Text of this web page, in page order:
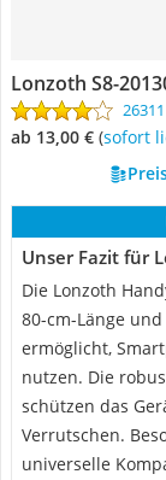
Lonzoth S8-
ab 13,00 € ( Sofort
Unser Fazit für
Die Lonzoth
80-cm-Länge
ermöglicht,
nutzen. Die
schützen das
Verrutschen.
universelle